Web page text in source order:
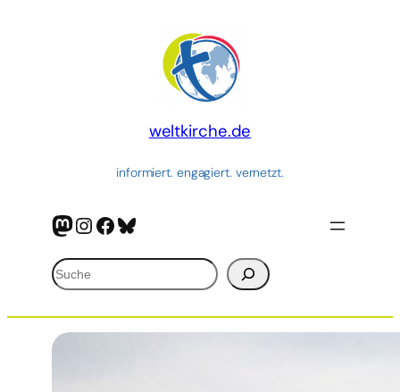
weltkirche.de
informiert. engagiert. vernetzt.
Mastodon
Instagram
Facebook
Bluesky
Suchen